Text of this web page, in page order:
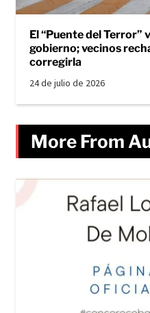
El “Puente del Terror”
gobierno; vecinos
corregirla
24 de julio de 2026
More From